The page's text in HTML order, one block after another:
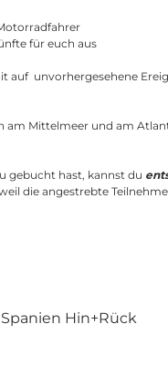
für euch aus
auf unvorhergesehene
am Mittelmeer und am
gebucht hast, kannst du
die angestrebte
Hin+Rück